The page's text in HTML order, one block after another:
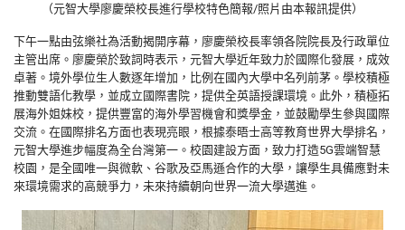
（元智大學廖慶榮校長進行學校特色簡報/照片由本報訊提供）
下午一點由弦樂社為活動揭開序幕，廖慶榮校長率領各院院長及行政單位
主管出席。廖慶榮於致詞時表示，元智大學近年致力於國際化發展，成效
卓著。境外學位生人數逐年增加，比例在國內大學中名列前茅。學校積極
推動雙語化教學，並成立國際書院，提供全英語授課環境。此外，積極拓
展海外姐妹校，提供豐富的海外學習機會和獎學金，並鼓勵學生參與國際
交流。在國際排名方面也表現亮眼，根據泰晤士高等教育世界大學排名，
元智大學進步幅度為全台灣第一。校園建設方面，致力打造5G雲端智慧
校園，是全國唯一與微軟、谷歌及亞馬遜合作的大學，讓學生具備應對未
來環境需求的高競爭力，未來持續朝向世界一流大學邁進。